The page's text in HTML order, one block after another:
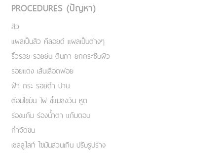
PROCEDURES (ปัญหา)
สิว
แผลเป็นสิว คีลอยด์ แผลเป็นต่างๆ
ริ้วรอย รอยย่น ตีนกา ยกกระชับผิว
รอยแดง เส้นเลือดฟอย
ฝ้า กระ รอยดำ ปาน
ต่อมไขมัน ไฝ ขี้แมลงวัน หูด
ร่องแก้ม ร่องน้ำตา แก้มตอบ
กำจัดขน
เชลลูไลท์ ไขมันส่วนเกิน ปรับรูปร่าง